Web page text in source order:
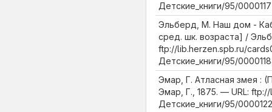
Детские_книги/95/
Эльберд, М. Наш дом -
сред. шк. возраста] /
ftp://lib.herzen.spb.ru/
Детские_книги/95/
Эмар, Г. Атласная змея :
Эмар, Г., 1875. — URL:
Детские_книги/95/